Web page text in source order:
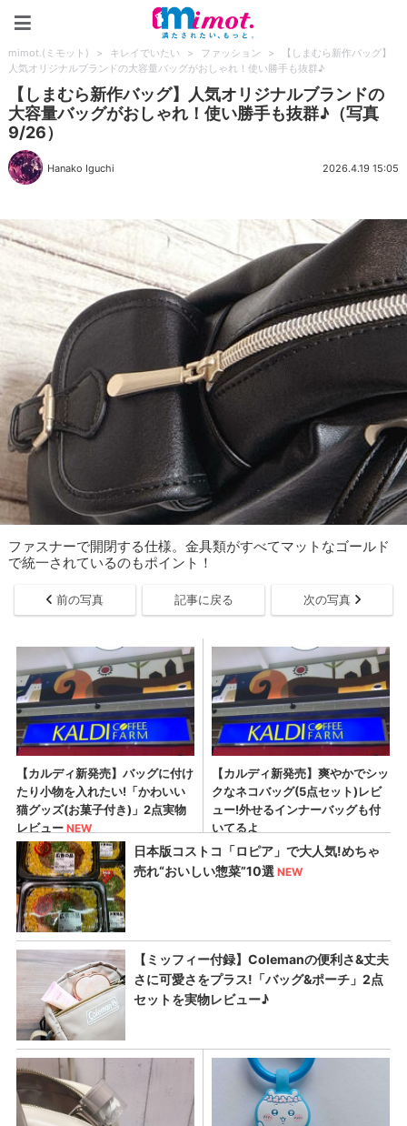
mimot.(ミモット) > キレイでいたい > ファッション >
【しまむら新作バッグ】
人気オリジナルブランドの大容量バッグがおしゃれ！使い勝手も抜群♪
【しまむら新作バッグ】人気オリジナルブランドの
大容量バッグがおしゃれ！使い勝手も抜群♪（写真
9/26）
Hanako Iguchi 2026.4.19 15:05
ファスナーで開閉する仕様。金具類がすべてマットなゴールド
で統一されているのもポイント！
前の写真 記事に戻る 次の写真